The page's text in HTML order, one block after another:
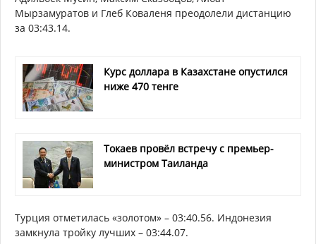
Мырзамуратов и Глеб Коваленя преодолели дистанцию
за 03:43.14.
Курс доллара в Казахстане опустился
ниже 470 тенге
Токаев провёл встречу с премьер-
министром Таиланда
Турция отметилась «золотом» – 03:40.56. Индонезия
замкнула тройку лучших – 03:44.07.